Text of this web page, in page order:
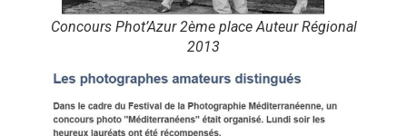
Concours Phot’Azur 2ème place Auteur Régional
2013